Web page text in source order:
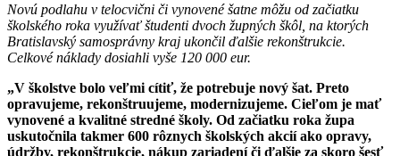
Novú podlahu v telocvični či vynovené šatne môžu od začiatku
školského roka využívať študenti dvoch župných škôl, na ktorých
Bratislavský samosprávny kraj ukončil ďalšie rekonštrukcie.
Celkové náklady dosiahli vyše 120 000 eur.
„V školstve bolo veľmi cítiť, že potrebuje nový šat. Preto
opravujeme, rekonštruujeme, modernizujeme. Cieľom je mať
vynovené a kvalitné stredné školy. Od začiatku roka župa
uskutočnila takmer 600 rôznych školských akcií ako opravy,
údržby, rekonštrukcie, nákup zariadení či ďalšie za skoro šesť